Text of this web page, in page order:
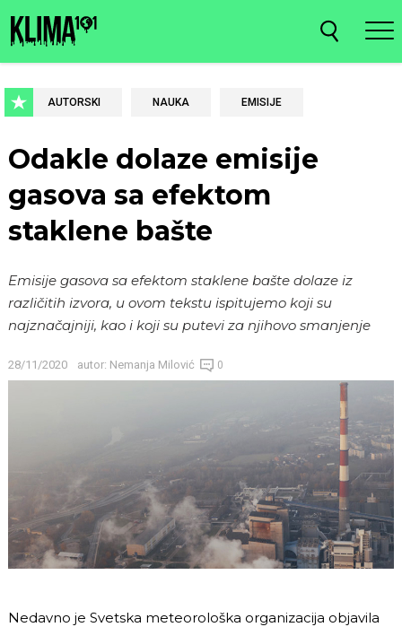
AUTORSKI NAUKA EMISIJE
Odakle dolaze emisije
gasova sa efektom
staklene bašte
Emisije gasova sa efektom staklene bašte dolaze iz
različitih izvora, u ovom tekstu ispitujemo koji su
najznačajniji, kao i koji su putevi za njihovo smanjenje
28/11/2020 autor: Nemanja Milović 0
Nedavno je Svetska meteorološka organizacija objavila